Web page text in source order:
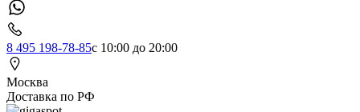
8 495 198-78-85с 10:00 до 20:00
Москва
Доставка по РФ